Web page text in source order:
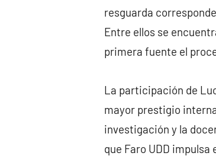
resguarda
Entre ellos se
primera fuente el
La participación de
mayor prestigio
investigación y la
que Faro UDD